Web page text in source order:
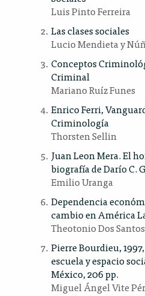
Luis Pinto Ferreira
Las clases sociales
Lucio Mendieta y
Conceptos
Criminal
Mariano Ruíz Funes
Enrico Ferri,
Criminología
Thorsten Sellin
Juan Leon Mera. El
biografía de Darío C.
Emilio Uranga
Dependencia
cambio en América
Theotonio Dos Santos
Pierre Bourdieu,
escuela y espacio
México, 206 pp.
Miguel Ángel Vite